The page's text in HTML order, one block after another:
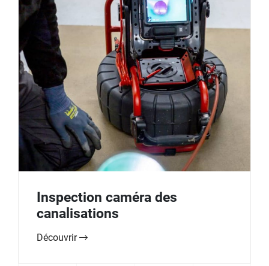
Inspection caméra des
canalisations
Découvrir